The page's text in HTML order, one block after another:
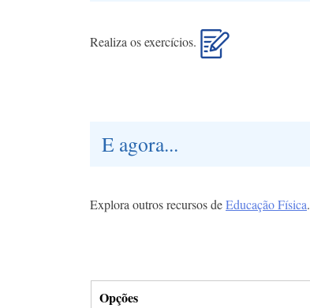
Realiza os exercícios.
E agora...
Explora outros recursos deEducação Física.
Opções